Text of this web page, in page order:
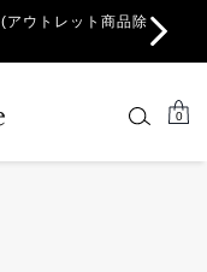
アウトレット商品除
0